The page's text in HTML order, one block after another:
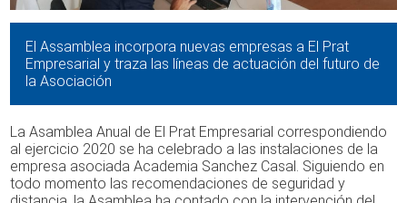
El Assamblea incorpora nuevas empresas a El Prat
Empresarial y traza las líneas de actuación del futuro de
la Asociación
La Asamblea Anual de El Prat Empresarial correspondiendo
al ejercicio 2020 se ha celebrado a las instalaciones de la
empresa asociada Academia Sanchez Casal. Siguiendo en
todo momento las recomendaciones de seguridad y